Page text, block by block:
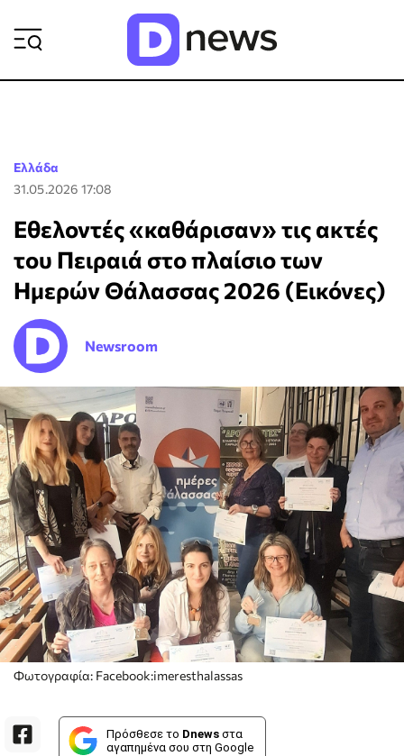
Ελλάδα
31.05.2026 17:08
Εθελοντές «καθάρισαν» τις ακτές
του Πειραιά στο πλαίσιο των
Ημερών Θάλασσας 2026 (Εικόνες)
Newsroom
Φωτογραφία: Facebook:imeresthalassas
Πρόσθεσε το Dnews στα
αγαπημένα σου στη Google